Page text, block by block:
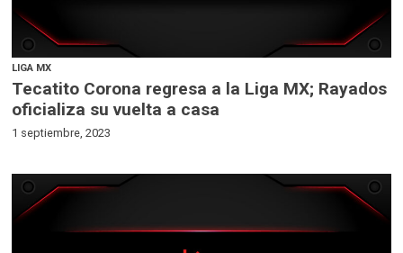
LIGA MX
Tecatito Corona regresa a la Liga MX; Rayados
oficializa su vuelta a casa
1 septiembre, 2023